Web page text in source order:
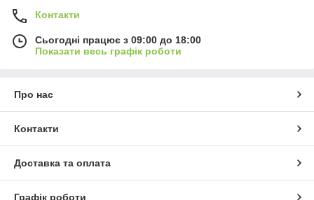
Контакти
Сьогодні працює з 09:00 до 18:00
Показати весь графік роботи
Про нас
Контакти
Доставка та оплата
Графік роботи